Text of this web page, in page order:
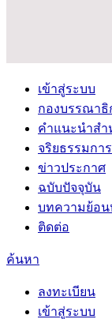
เข้าสู่ระบบ
กองบรรณาธิ
คำแนะนำสำ
จริยธรรมกา
ข่าวประกาศ
ฉบับปัจจุบัน
บทความย้อน
ติดต่อ
ค้นหา
ลงทะเบียน
เข้าสู่ระบบ